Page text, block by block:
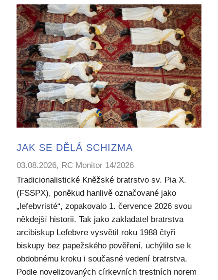
JAK SE DĚLÁ SCHIZMA
03.08.2026, RC Monitor 14/2026
Tradicionalistické Kněžské bratrstvo sv. Pia X.
(FSSPX), poněkud hanlivě označované jako
„lefebvristé“, zopakovalo 1. července 2026 svou
někdejší historii. Tak jako zakladatel bratrstva
arcibiskup Lefebvre vysvětil roku 1988 čtyři
biskupy bez papežského pověření, uchýlilo se k
obdobnému kroku i současné vedení bratrstva.
Podle novelizovaných církevních trestních norem